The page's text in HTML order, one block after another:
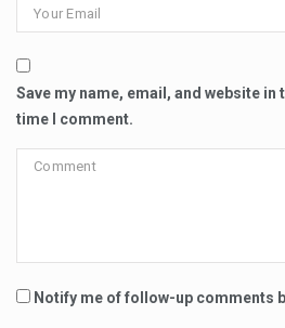
Save my name, email, and website
time I comment.
Notify me of follow-up comments